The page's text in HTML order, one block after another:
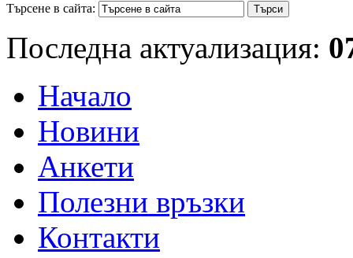
Търсене в сайта:
Последна актуализация:
Начало
Новини
Анкети
Полезни връзки
Контакти